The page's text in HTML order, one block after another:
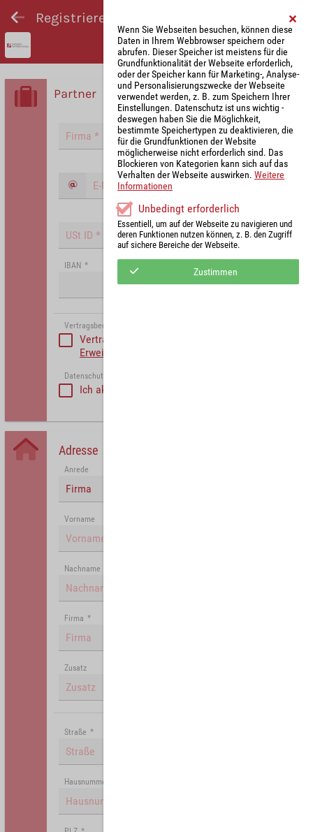
Registrieren und Angebot abgeben
Partner
IBAN *
Vertragsbedinungen akzeptieren
Vertragsbedinungen akzeptieren
Erweiterte Vertragsbedingungen Partner
Datenschutzerklärung akzeptiert
Ich akzeptiere die
Adresse
Anrede
Firma
Vorname
Nachname
Firma *
Zusatz
Straße *
Hausnummer
Wenn Sie Webseiten besuchen, können diese
Daten in Ihrem Webbrowser speichern oder
abrufen. Dieser Speicher ist meistens für die
Grundfunktionalität der Webseite erforderlich,
oder der Speicher kann für Marketing-, Analyse-
und Personalisierungszwecke der Webseite
verwendet werden, z. B. zum Speichern Ihrer
Einstellungen. Datenschutz ist uns wichtig -
deswegen haben Sie die Möglichkeit,
bestimmte Speichertypen zu deaktivieren, die
für die Grundfunktionen der Website
möglicherweise nicht erforderlich sind. Das
Blockieren von Kategorien kann sich auf das
Verhalten der Webseite auswirken. Weitere
Informationen
Unbedingt erforderlich
Essentiell, um auf der Webseite zu navigieren und
deren Funktionen nutzen können, z. B. den Zugriff
auf sichere Bereiche der Webseite.
Zustimmen